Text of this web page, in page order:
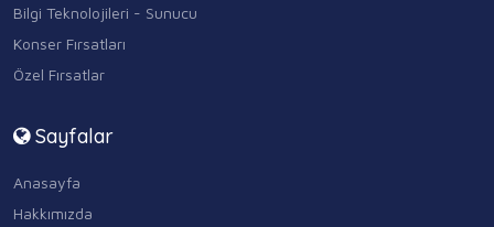
Bilgi Teknolojileri - Sunucu
Konser Fırsatları
Özel Fırsatlar
Sayfalar
Anasayfa
Hakkımızda